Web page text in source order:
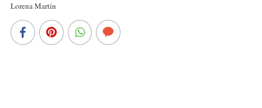
Lorena Martín